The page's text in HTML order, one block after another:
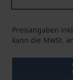
Preisangaben
kann die MwSt.